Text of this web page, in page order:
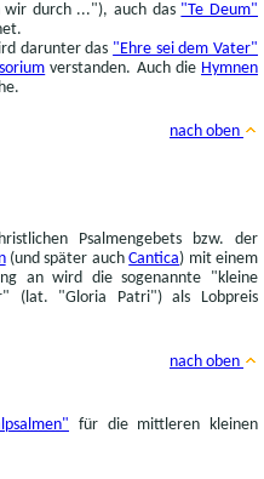
wir durch ..."), auch das "Te Deum"
darunter das "Ehre sei dem Vater"
verstanden. Auch die Hymnen
nach oben
Psalmengebets bzw. der
(und später auchCantica) mit einem
an wird die sogenannte "kleine
(lat. "Gloria Patri") als Lobpreis
nach oben
für die mittleren kleinen